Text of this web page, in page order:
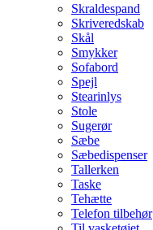
Skraldespand
Skriveredskab
Skål
Smykker
Sofabord
Spejl
Stearinlys
Stole
Sugerør
Sæbe
Sæbedispenser
Tallerken
Taske
Tehætte
Telefon tilbehør